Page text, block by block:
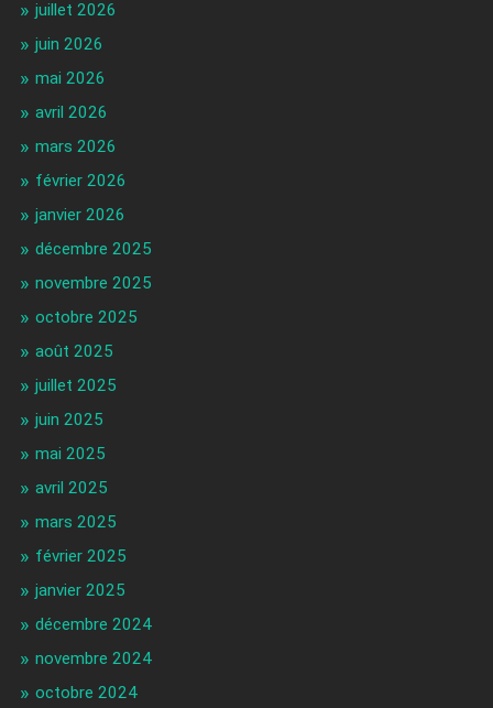
juillet 2026
juin 2026
mai 2026
avril 2026
mars 2026
février 2026
janvier 2026
décembre 2025
novembre 2025
octobre 2025
août 2025
juillet 2025
juin 2025
mai 2025
avril 2025
mars 2025
février 2025
janvier 2025
décembre 2024
novembre 2024
octobre 2024